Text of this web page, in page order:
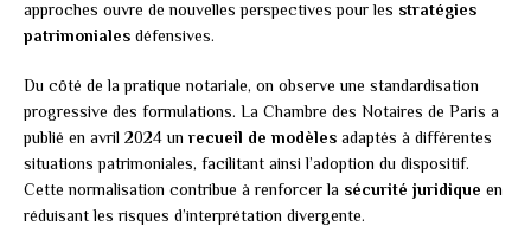
approches ouvre de nouvelles perspectives pour les stratégies
patrimoniales défensives.
Du côté de la pratique notariale, on observe une standardisation
progressive des formulations. La Chambre des Notaires de Paris a
publié en avril 2024 un recueil de modèles adaptés à différentes
situations patrimoniales, facilitant ainsi l’adoption du dispositif.
Cette normalisation contribue à renforcer la sécurité juridique en
réduisant les risques d’interprétation divergente.